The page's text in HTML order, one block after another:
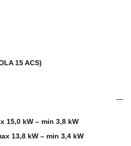
15 ACS)
15,0 kW – min 3,8 kW
13,8 kW – min 3,4 kW